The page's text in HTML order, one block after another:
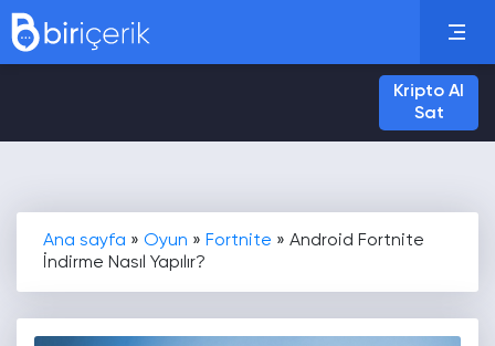
Kripto Al
Sat
Ana sayfa » Oyun » Fortnite » Android Fortnite
İndirme Nasıl Yapılır?